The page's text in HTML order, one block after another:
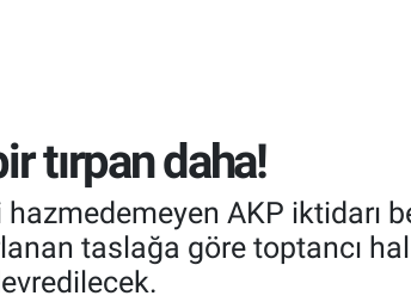
tırpan daha!
AKP iktidarı
taslağa göre toptancı